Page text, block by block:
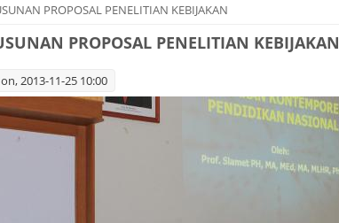
PROPOSAL PENELITIAN KEBIJAKAN
PROPOSAL PENELITIAN KEBIJAKAN
2013-11-25 10:00